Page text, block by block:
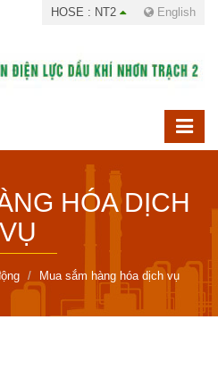
HOSE : NT2 English
HÓA DỊCH
VỤ
Mua sắm hàng hóa dịch vụ